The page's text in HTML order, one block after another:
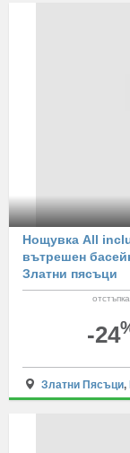
Нощувка All
вътрешен
Златни пясъци
отстъпка
-24
Златни Пясъци,